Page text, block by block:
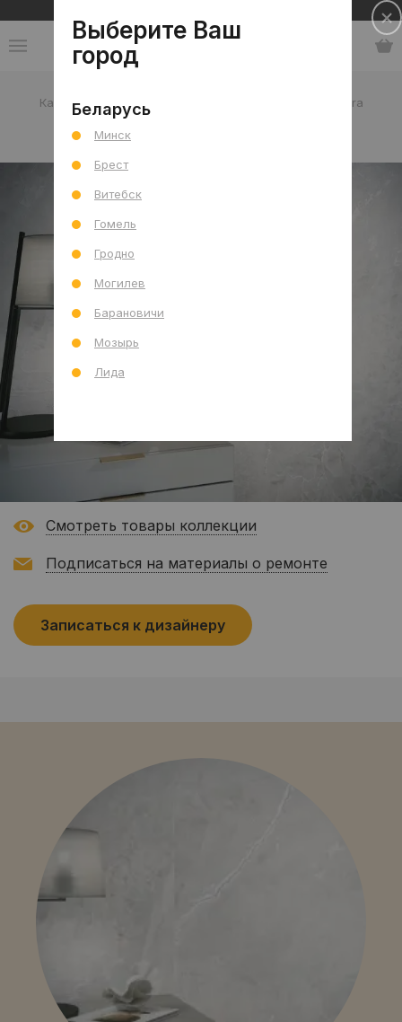
Каталог коллекция Electra
коллекция Electra
Смотреть товары коллекции
Подписаться на материалы о ремонте
Записаться к дизайнеру
Выберите Ваш
город
Беларусь
Минск
Брест
Витебск
Гомель
Гродно
Могилев
Барановичи
Мозырь
Лида